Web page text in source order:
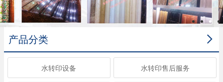

产品分类
水转印设备 水转印售后服务